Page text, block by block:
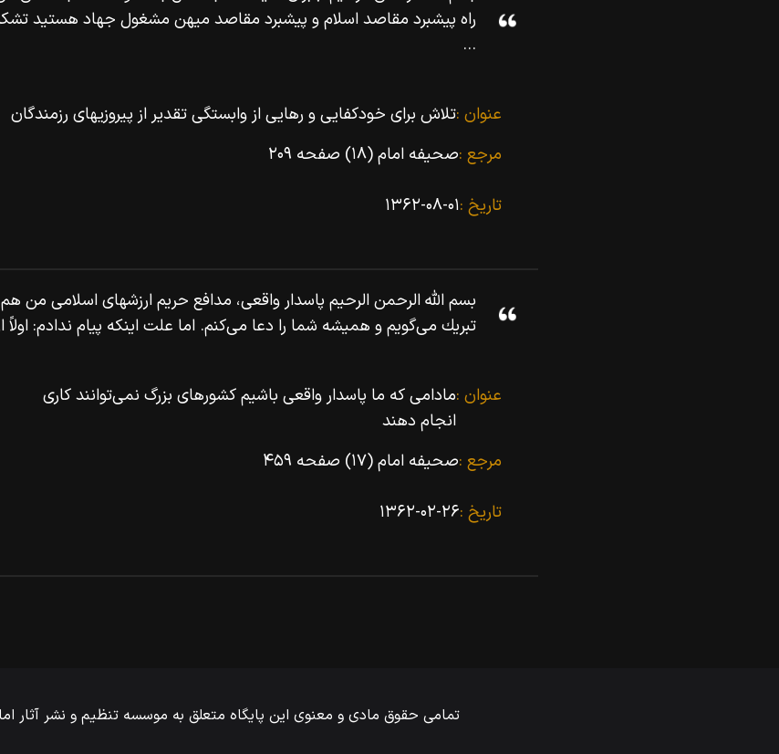
راه پيشبرد مقاصد اسلام و پيشبرد مقاصد ميهن مشغول جهاد هستيد
...
عنوان :تلاش براى خودکفایى و رهایى از وابستگى تقدیر از پیروزیهاى رزمندگان
مرجع :صحیفه امام (۱۸) صفحه ۲۰۹
تاریخ :۱۳۶۲-۰۸-۰۱
بسم اللّه‌ الرحمن الرحيم پاسدار واقعى، مدافع حريم ارزشهاى اسلامى من هم
تبريك مى‌گويم و هميشه شما را دعا مى‌كنم. اما علت اينكه پيام ندادم: اولاً
عنوان :مادامى که ما پاسدار واقعى باشیم کشورهاى بزرگ نمى‌توانند کارى
انجام دهند
مرجع :صحیفه امام (۱۷) صفحه ۴۵۹
تاریخ :۱۳۶۲-۰۲-۲۶
تمامی حقوق مادی و معنوی این پایگاه متعلق به موسسه تنظیم و نشر